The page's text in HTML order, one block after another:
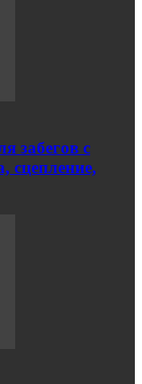
забегов с
сцепление,